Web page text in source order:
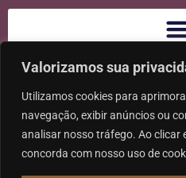
Valorizamos sua
Utilizamos cookies para
navegação, exibir anúncios ou
analisar nosso tráfego. Ao clicar
concorda com nosso uso de